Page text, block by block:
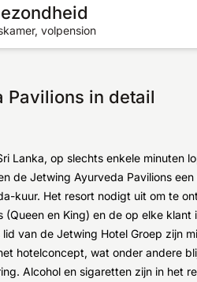
volpension
Pavilions in detail
Lanka, op slechts enkele minuten
de Jetwing Ayurveda Pavilions
kuur. Het resort nodigt uit om te
(Queen en King) en de op elke
van de Jetwing Hotel Groep zijn
hotelconcept, wat onder andere
Alcohol en sigaretten zijn in het